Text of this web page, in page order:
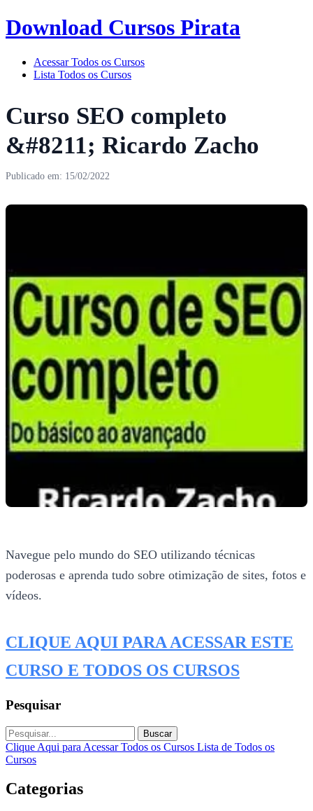
Download Cursos Pirata
Acessar Todos os Cursos
Lista Todos os Cursos
Curso SEO completo
&#8211; Ricardo Zacho
Publicado em: 15/02/2022
Navegue pelo mundo do SEO utilizando técnicas
poderosas e aprenda tudo sobre otimização de sites, fotos e
vídeos.
CLIQUE AQUI PARA ACESSAR ESTE
CURSO E TODOS OS CURSOS
Pesquisar
Buscar
Clique Aqui para Acessar Todos os Cursos Lista de Todos os
Cursos
Categorias